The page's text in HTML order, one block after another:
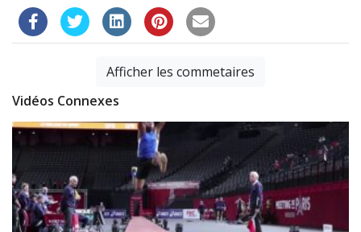
Afficher les commetaires
Vidéos Connexes